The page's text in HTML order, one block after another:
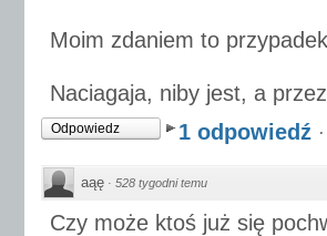
Moim zdaniem to
Naciagaja, niby jest, a
Odpowiedz 1 odpowiedź ·
aąę · 528 tygodni temu
Czy może ktoś już się